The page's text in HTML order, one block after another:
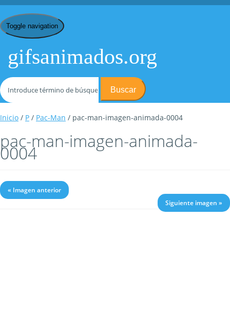
Toggle navigation
gifsanimados.org
Buscar
Inicio / P / Pac-Man / pac-man-imagen-animada-0004
pac-man-imagen-animada-
0004
« Imagen anterior
Siguiente imagen »